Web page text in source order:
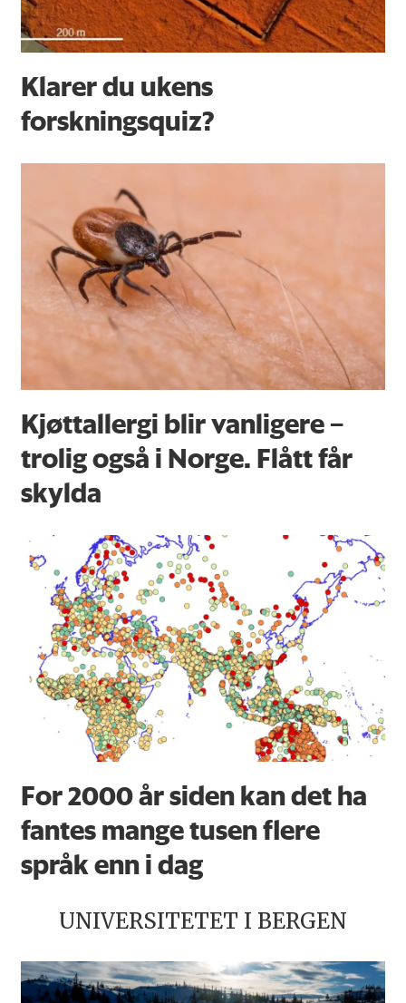
Klarer du ukens
forskningsquiz?
Kjøttallergi blir vanligere –
trolig også i Norge. Flått får
skylda
For 2000 år siden kan det ha
fantes mange tusen flere
språk enn i dag
UNIVERSITETET I BERGEN